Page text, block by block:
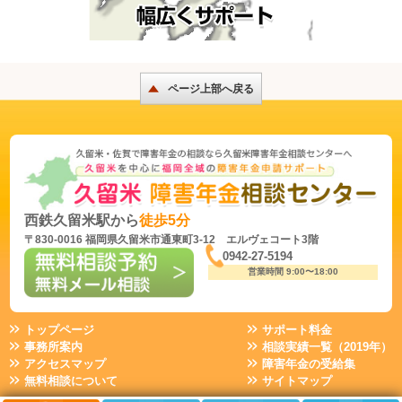
ページ上部へ戻る
西鉄久留米駅から徒歩5分
〒830-0016 福岡県久留米市通東町3-12 エルヴェコート3階
0942-27-5194
営業時間 9:00〜18:00
トップページ
事務所案内
アクセスマップ
無料相談について
サポート料金
相談実績一覧（2019年）
障害年金の受給集
サイトマップ